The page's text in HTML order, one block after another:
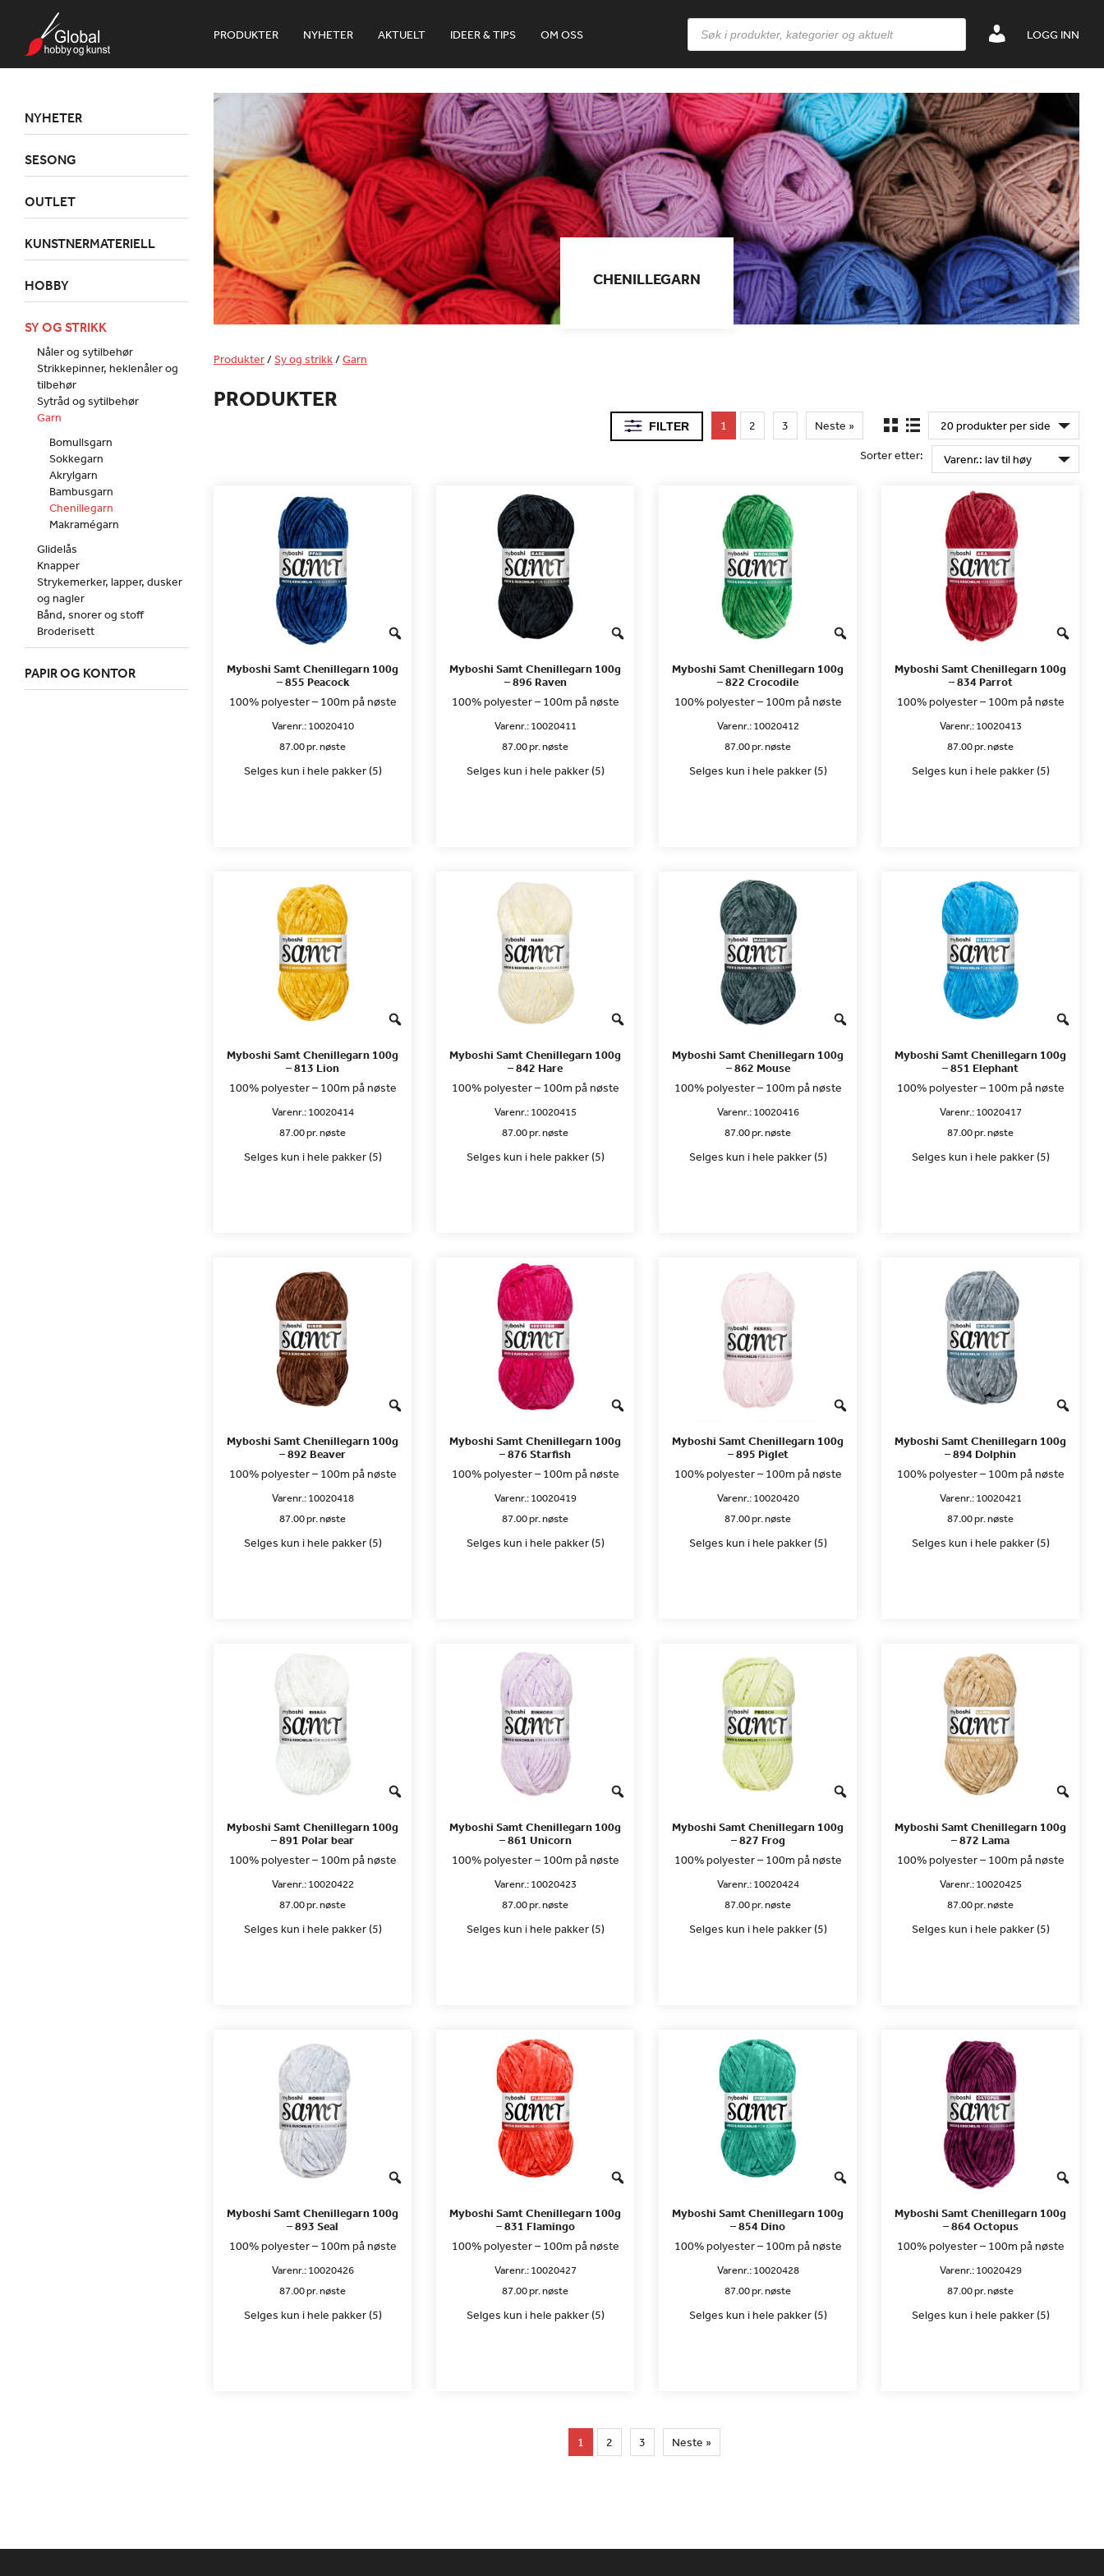
PRODUKTER NYHETER AKTUELT IDEER & TIPS OM OSS LOGG INN
Products
search
CHENILLEGARN
Produkter/Sy og strikk/Garn
PRODUKTER
FILTER 1 2 3
Neste »
Sorter etter:
Myboshi Samt Chenillegarn 100g
– 855 Peacock
100% polyester – 100m på nøste
Varenr.:10020410
87.00 pr. nøste
Selges kun i hele pakker (5)
Myboshi Samt Chenillegarn 100g
– 896 Raven
100% polyester – 100m på nøste
Varenr.:10020411
87.00 pr. nøste
Selges kun i hele pakker (5)
Myboshi Samt Chenillegarn 100g
– 822 Crocodile
100% polyester – 100m på nøste
Varenr.:10020412
87.00 pr. nøste
Selges kun i hele pakker (5)
Myboshi Samt Chenillegarn 100g
– 834 Parrot
100% polyester – 100m på nøste
Varenr.:10020413
87.00 pr. nøste
Selges kun i hele pakker (5)
Myboshi Samt Chenillegarn 100g
– 813 Lion
100% polyester – 100m på nøste
Varenr.:10020414
87.00 pr. nøste
Selges kun i hele pakker (5)
Myboshi Samt Chenillegarn 100g
– 842 Hare
100% polyester – 100m på nøste
Varenr.:10020415
87.00 pr. nøste
Selges kun i hele pakker (5)
Myboshi Samt Chenillegarn 100g
– 862 Mouse
100% polyester – 100m på nøste
Varenr.:10020416
87.00 pr. nøste
Selges kun i hele pakker (5)
Myboshi Samt Chenillegarn 100g
– 851 Elephant
100% polyester – 100m på nøste
Varenr.:10020417
87.00 pr. nøste
Selges kun i hele pakker (5)
Myboshi Samt Chenillegarn 100g
– 892 Beaver
100% polyester – 100m på nøste
Varenr.:10020418
87.00 pr. nøste
Selges kun i hele pakker (5)
Myboshi Samt Chenillegarn 100g
– 876 Starfish
100% polyester – 100m på nøste
Varenr.:10020419
87.00 pr. nøste
Selges kun i hele pakker (5)
Myboshi Samt Chenillegarn 100g
– 895 Piglet
100% polyester – 100m på nøste
Varenr.:10020420
87.00 pr. nøste
Selges kun i hele pakker (5)
Myboshi Samt Chenillegarn 100g
– 894 Dolphin
100% polyester – 100m på nøste
Varenr.:10020421
87.00 pr. nøste
Selges kun i hele pakker (5)
Myboshi Samt Chenillegarn 100g
– 891 Polar bear
100% polyester – 100m på nøste
Varenr.:10020422
87.00 pr. nøste
Selges kun i hele pakker (5)
Myboshi Samt Chenillegarn 100g
– 861 Unicorn
100% polyester – 100m på nøste
Varenr.:10020423
87.00 pr. nøste
Selges kun i hele pakker (5)
Myboshi Samt Chenillegarn 100g
– 827 Frog
100% polyester – 100m på nøste
Varenr.:10020424
87.00 pr. nøste
Selges kun i hele pakker (5)
Myboshi Samt Chenillegarn 100g
– 872 Lama
100% polyester – 100m på nøste
Varenr.:10020425
87.00 pr. nøste
Selges kun i hele pakker (5)
Myboshi Samt Chenillegarn 100g
– 893 Seal
100% polyester – 100m på nøste
Varenr.:10020426
87.00 pr. nøste
Selges kun i hele pakker (5)
Myboshi Samt Chenillegarn 100g
– 831 Flamingo
100% polyester – 100m på nøste
Varenr.:10020427
87.00 pr. nøste
Selges kun i hele pakker (5)
Myboshi Samt Chenillegarn 100g
– 854 Dino
100% polyester – 100m på nøste
Varenr.:10020428
87.00 pr. nøste
Selges kun i hele pakker (5)
Myboshi Samt Chenillegarn 100g
– 864 Octopus
100% polyester – 100m på nøste
Varenr.:10020429
87.00 pr. nøste
Selges kun i hele pakker (5)
1 2 3 Neste »
NYHETER
SESONG
OUTLET
KUNSTNERMATERIELL
HOBBY
SY OG STRIKK
Nåler og sytilbehør
Strikkepinner, heklenåler og
tilbehør
Sytråd og sytilbehør
Garn
Bomullsgarn
Sokkegarn
Akrylgarn
Bambusgarn
Chenillegarn
Makramégarn
Glidelås
Knapper
Strykemerker, lapper, dusker
og nagler
Bånd, snorer og stoff
Broderisett
PAPIR OG KONTOR